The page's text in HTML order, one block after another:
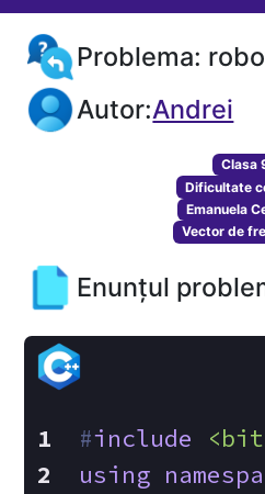
Problema:
Autor:Andrei
Clasa
Dificultate
Emanuela
Vector de
Enunțul
#include
using